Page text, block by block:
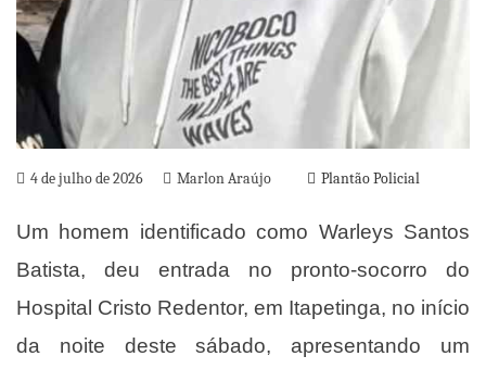
4 de julho de 2026 Marlon Araújo Plantão Policial
Um homem identificado como Warleys Santos
Batista, deu entrada no pronto-socorro do
Hospital Cristo Redentor, em Itapetinga, no início
da noite deste sábado, apresentando um